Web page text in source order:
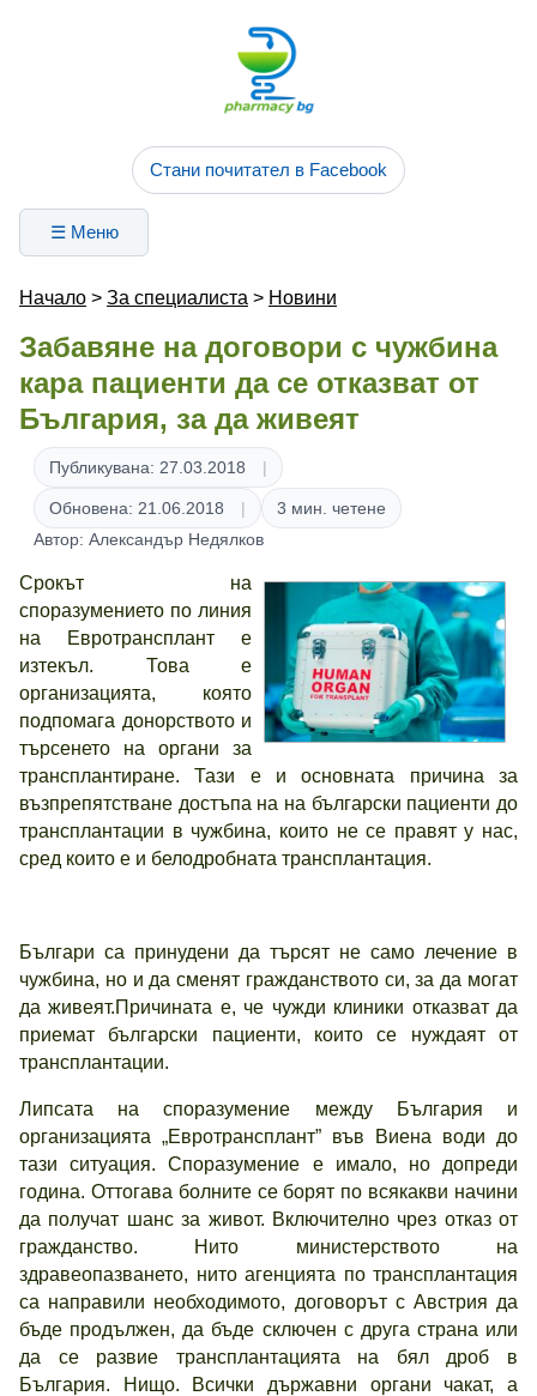
Стани почитател в Facebook
☰ Меню
Начало > За специалиста > Новини
Забавяне на договори с чужбина
кара пациенти да се отказват от
България, за да живеят
Публикувана: 27.03.2018
Обновена: 21.06.2018
3 мин. четене
Автор: Александър Недялков
Срокът на
споразумението по линия
на Евротрансплант е
изтекъл. Това е
организацията, която
подпомага донорството и
търсенето на органи за
трансплантиране. Тази е и основната причина за
възпрепятстване достъпа на на български пациенти до
трансплантации в чужбина, които не се правят у нас,
сред които е и белодробната трансплантация.
Българи са принудени да търсят не само лечение в
чужбина, но и да сменят гражданството си, за да могат
да живеят.Причината е, че чужди клиники отказват да
приемат български пациенти, които се нуждаят от
трансплантации.
Липсата на споразумение между България и
организацията „Евротрансплант” във Виена води до
тази ситуация. Споразумение е имало, но допреди
година. Оттогава болните се борят по всякакви начини
да получат шанс за живот. Включително чрез отказ от
гражданство. Нито министерството на
здравеопазването, нито агенцията по трансплантация
са направили необходимото, договорът с Австрия да
бъде продължен, да бъде сключен с друга страна или
да се развие трансплантацията на бял дроб в
България. Нищо. Всички държавни органи чакат, а